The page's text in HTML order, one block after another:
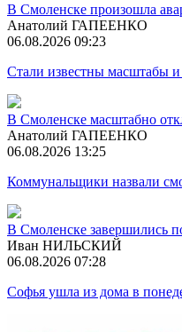
В Смоленске произошла
Анатолий ГАПЕЕНКО
06.08.2026 09:23
Стали известны масштабы
В Смоленске масштабно
Анатолий ГАПЕЕНКО
06.08.2026 13:25
Коммунальщики назвали
В Смоленске завершились
Иван НИЛЬСКИЙ
06.08.2026 07:28
Софья ушла из дома в